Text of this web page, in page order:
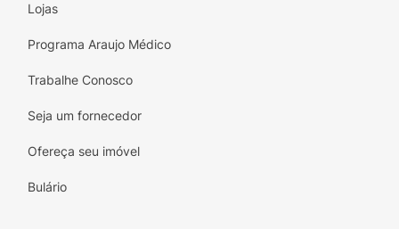
Lojas
Programa Araujo Médico
Trabalhe Conosco
Seja um fornecedor
Ofereça seu imóvel
Bulário